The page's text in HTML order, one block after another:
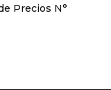
Precios N°